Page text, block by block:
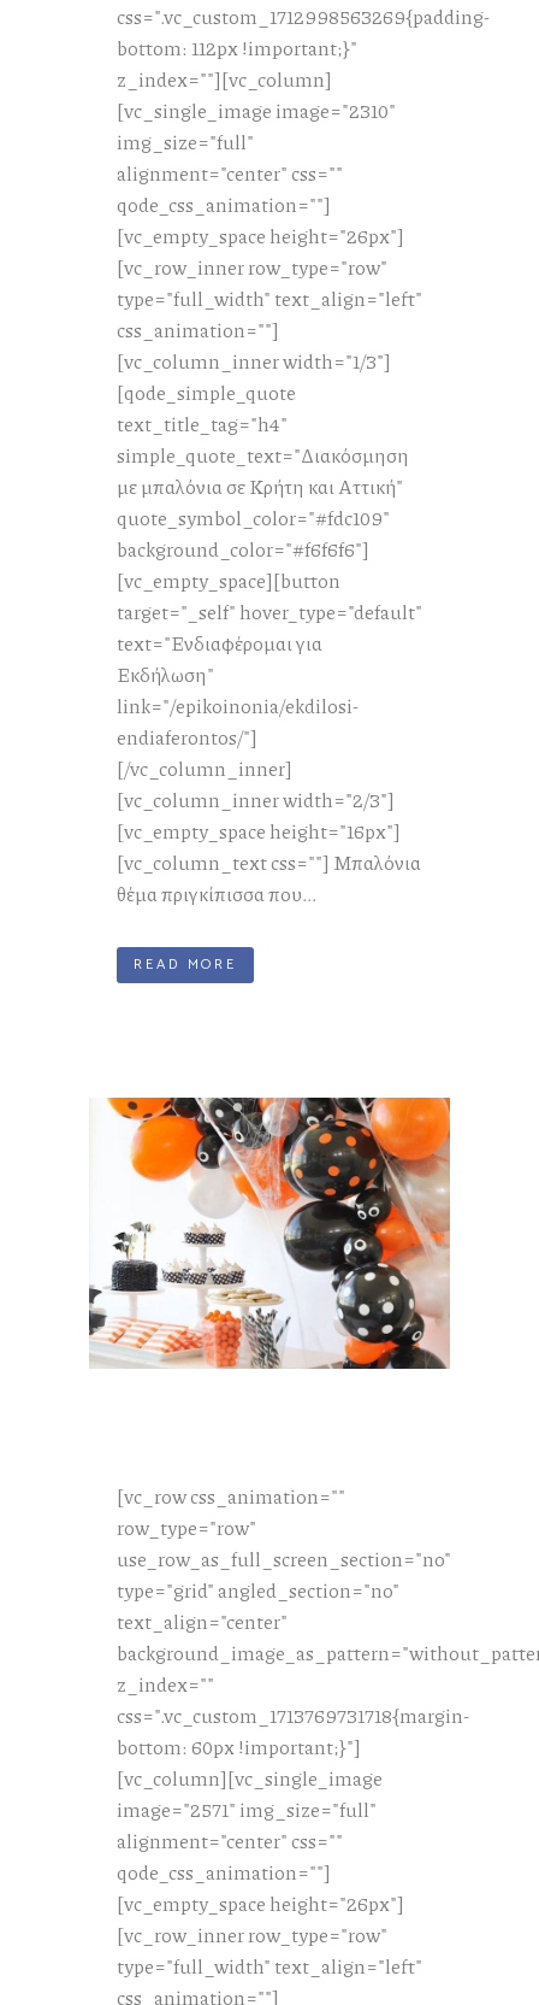
css=".vc_custom_1712998563269{padding-
bottom: 112px !important;}"
z_index=""][vc_column]
[vc_single_image image="2310"
img_size="full"
alignment="center" css=""
qode_css_animation=""]
[vc_empty_space height="26px"]
[vc_row_inner row_type="row"
type="full_width" text_align="left"
css_animation=""]
[vc_column_inner width="1/3"]
[qode_simple_quote
text_title_tag="h4"
simple_quote_text="Διακόσμηση
με μπαλόνια σε Κρήτη και Αττική"
quote_symbol_color="#fdc109"
background_color="#f6f6f6"]
[vc_empty_space][button
target="_self" hover_type="default"
text="Ενδιαφέρομαι για
Εκδήλωση"
link="/epikoinonia/ekdilosi-
endiaferontos/"]
[/vc_column_inner]
[vc_column_inner width="2/3"]
[vc_empty_space height="16px"]
[vc_column_text css=""] Μπαλόνια
θέμα πριγκίπισσα που...
READ MORE
[vc_row css_animation=""
row_type="row"
use_row_as_full_screen_section="no"
type="grid" angled_section="no"
text_align="center"
z_index=""
css=".vc_custom_1713769731718{margin-
bottom: 60px !important;}"]
[vc_column][vc_single_image
image="2571" img_size="full"
alignment="center" css=""
qode_css_animation=""]
[vc_empty_space height="26px"]
[vc_row_inner row_type="row"
type="full_width" text_align="left"
css_animation=""]